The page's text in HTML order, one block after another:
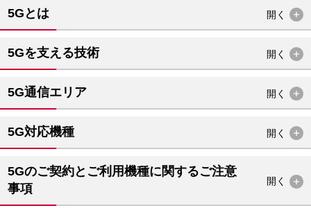
5Gとは 開く
5Gを支える技術 開く
5G通信エリア 開く
5G対応機種 開く
5Gのご契約とご利用機種に関するご注意
事項
開く